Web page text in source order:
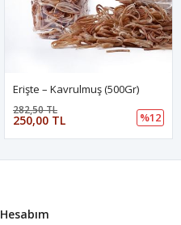
Erişte – Kavrulmuş (500Gr)
250,00 TL
282,50 TL
%12
Hesabım